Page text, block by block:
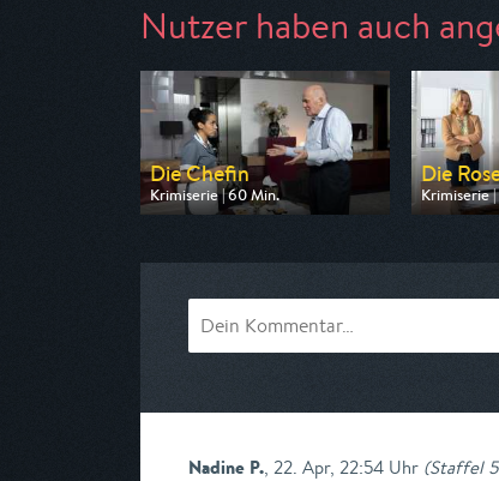
Nutzer haben auch
Die Chefin
Krimiserie | 60 Min.
Ausgestrahlt von ZDF
Die
Krimiserie
Nadine P., 22. Apr, 22:54 Uhr (Staffel 5